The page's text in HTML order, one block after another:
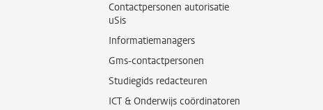
Contactpersonen autorisatie
uSis
Informatiemanagers
Gms-contactpersonen
Studiegids redacteuren
ICT & Onderwijs coördinatoren